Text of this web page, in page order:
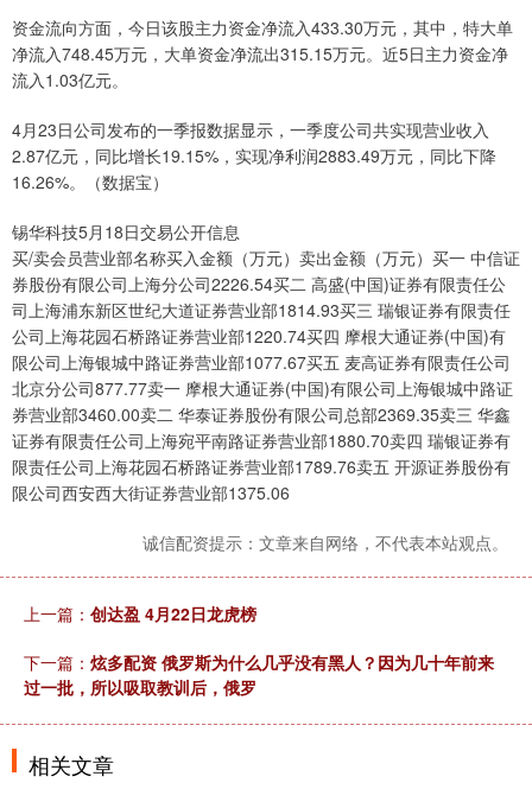
资金流向方面，今日该股主力资金净流入433.30万元，其中，特大单
净流入748.45万元，大单资金净流出315.15万元。近5日主力资金净
流入1.03亿元。
4月23日公司发布的一季报数据显示，一季度公司共实现营业收入
2.87亿元，同比增长19.15%，实现净利润2883.49万元，同比下降
16.26%。（数据宝）
锡华科技5月18日交易公开信息
买/卖会员营业部名称买入金额（万元）卖出金额（万元）买一 中信证
券股份有限公司上海分公司2226.54买二 高盛(中国)证券有限责任公
司上海浦东新区世纪大道证券营业部1814.93买三 瑞银证券有限责任
公司上海花园石桥路证券营业部1220.74买四 摩根大通证券(中国)有
限公司上海银城中路证券营业部1077.67买五 麦高证券有限责任公司
北京分公司877.77卖一 摩根大通证券(中国)有限公司上海银城中路证
券营业部3460.00卖二 华泰证券股份有限公司总部2369.35卖三 华鑫
证券有限责任公司上海宛平南路证券营业部1880.70卖四 瑞银证券有
限责任公司上海花园石桥路证券营业部1789.76卖五 开源证券股份有
限公司西安西大街证券营业部1375.06
诚信配资提示：文章来自网络，不代表本站观点。
上一篇： 创达盈 4月22日龙虎榜
下一篇： 炫多配资 俄罗斯为什么几乎没有黑人？因为几十年前来
过一批，所以吸取教训后，俄罗
相关文章